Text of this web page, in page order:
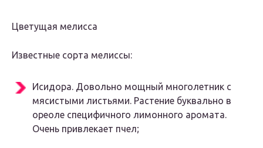
Цветущая мелисса
Известные сорта мелиссы:
Исидора. Довольно мощный многолетник с
мясистыми листьями. Растение буквально в
ореоле специфичного лимонного аромата.
Очень привлекает пчел;